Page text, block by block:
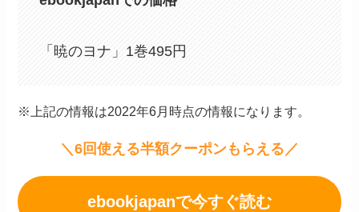
「暁のヨナ」1巻495円
※上記の情報は2022年6月時点の情報になります。
＼6回使える半額クーポンもらえる／
ebookjapanで今すぐ読む